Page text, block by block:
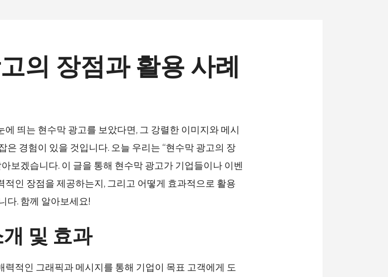
의 장점과 활용 사례
띄는 현수막 광고를 보았다면, 그 강렬한 이미지와 메시
은 경험이 있을 것입니다. 오늘 우리는 “현수막 광고의 장
보겠습니다. 이 글을 통해 현수막 광고가 기업들이나 이벤
적인 장점을 제공하는지, 그리고 어떻게 효과적으로 활용
다. 함께 알아보세요!
및 효과
력적인 그래픽과 메시지를 통해 기업이 목표 고객에게 도